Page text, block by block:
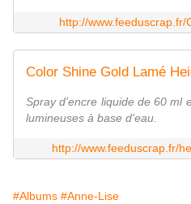
http://
Color Shine Gold Lamé
Spray d'encre liquide de 60 ml
lumineuses à base d'eau.
http://www.feeduscrap.fr/
#Albums #Anne-Lise